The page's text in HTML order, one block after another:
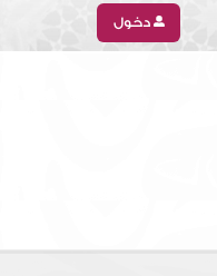
دخول